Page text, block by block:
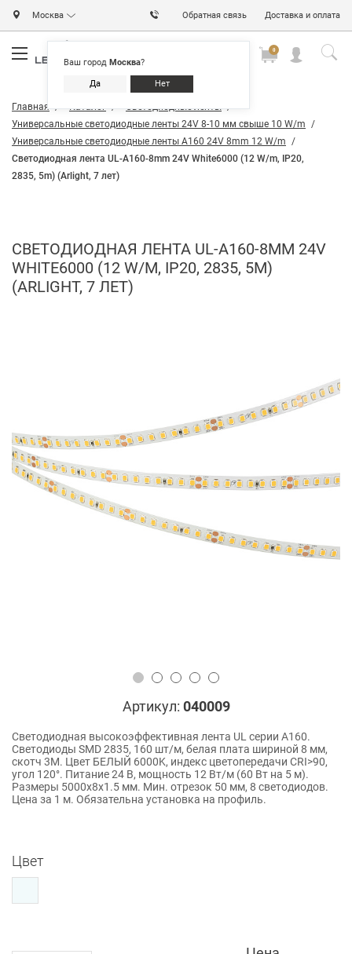
Москва
Ваш город Москва?
Да Нет
Обратная связь Доставка и оплата
0
Главная Каталог
Светодиодные ленты
Универсальные светодиодные ленты 24V 8-10 мм свыше 10 W/m
Универсальные светодиодные ленты A160 24V 8mm 12 W/m
Светодиодная лента UL-A160-8mm 24V White6000 (12 W/m, IP20,
2835, 5m) (Arlight, 7 лет)
СВЕТОДИОДНАЯ ЛЕНТА UL-A160-8MM 24V
WHITE6000 (12 W/M, IP20, 2835, 5M)
(ARLIGHT, 7 ЛЕТ)
Артикул: 040009
Светодиодная высокоэффективная лента UL серии A160.
Светодиоды SMD 2835, 160 шт/м, белая плата шириной 8 мм,
скотч 3M. Цвет БЕЛЫЙ 6000K, индекс цветопередачи CRI>90,
угол 120°. Питание 24 В, мощность 12 Вт/м (60 Вт на 5 м).
Размеры 5000x8x1.5 мм. Мин. отрезок 50 мм, 8 светодиодов.
Цена за 1 м. Обязательна установка на профиль.
Цвет